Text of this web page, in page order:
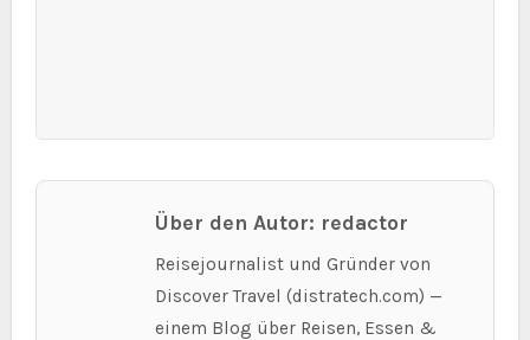
Über den Autor: redactor
Reisejournalist und Gründer von
Discover Travel (distratech.com) —
einem Blog über Reisen, Essen &